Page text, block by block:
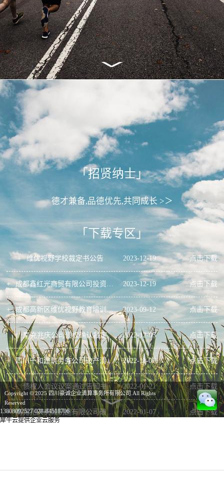
「招贤纳士」
德才兼备,品德优先,共同成长 >＞
「下载专区」
+ 维优视野学校裁定书公告 2023-12-19 点击下载
+ 成都鑫红光商贸有限公司投资合同（初稿） 2023-12-19 点击下载
+ 成都高新区维优视野教育培训学校有限公司破产清算案债权申报资料 2023-09-12 点击下载
+ 南充兆庆公司债权确认裁定 2022-12-05 点击下载
+ 四川千和建筑劳务公司破产清算案债权申报资料 2022-11-07 点击下载
+ 债权人会议议案通过告知书 2022-01-21 点击下载
+ 南充兆庆机械制造有限公司破产清算案第一次债权人会议资料 2022-01-07 点击下载
Copyright © 2025 四川豪诚企业清算事务所有限公司.All Rights
Reserved
13808092527028-84518706
犀牛云提供企业云服务